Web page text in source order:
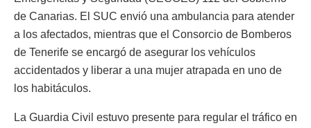
de Canarias. El SUC envió una ambulancia para atender
a los afectados, mientras que el Consorcio de Bomberos
de Tenerife se encargó de asegurar los vehículos
accidentados y liberar a una mujer atrapada en uno de
los habitáculos.
La Guardia Civil estuvo presente para regular el tráfico en